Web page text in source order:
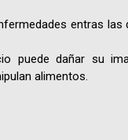
entras las
puede dañar su
alimentos.